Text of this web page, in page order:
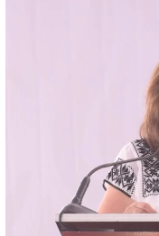
Vacaciones seguras:
elementos resguardan
3 de marzo de 2025